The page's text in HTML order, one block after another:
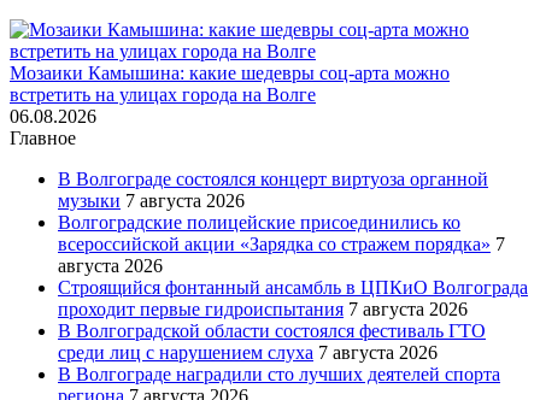
Мозаики Камышина: какие шедевры соц-арта можно
встретить на улицах города на Волге
06.08.2026
Главное
В Волгограде состоялся концерт виртуоза органной
музыки 7 августа 2026
Волгоградские полицейские присоединились ко
всероссийской акции «Зарядка со стражем порядка» 7
августа 2026
Строящийся фонтанный ансамбль в ЦПКиО Волгограда
проходит первые гидроиспытания 7 августа 2026
В Волгоградской области состоялся фестиваль ГТО
среди лиц с нарушением слуха 7 августа 2026
В Волгограде наградили сто лучших деятелей спорта
региона 7 августа 2026